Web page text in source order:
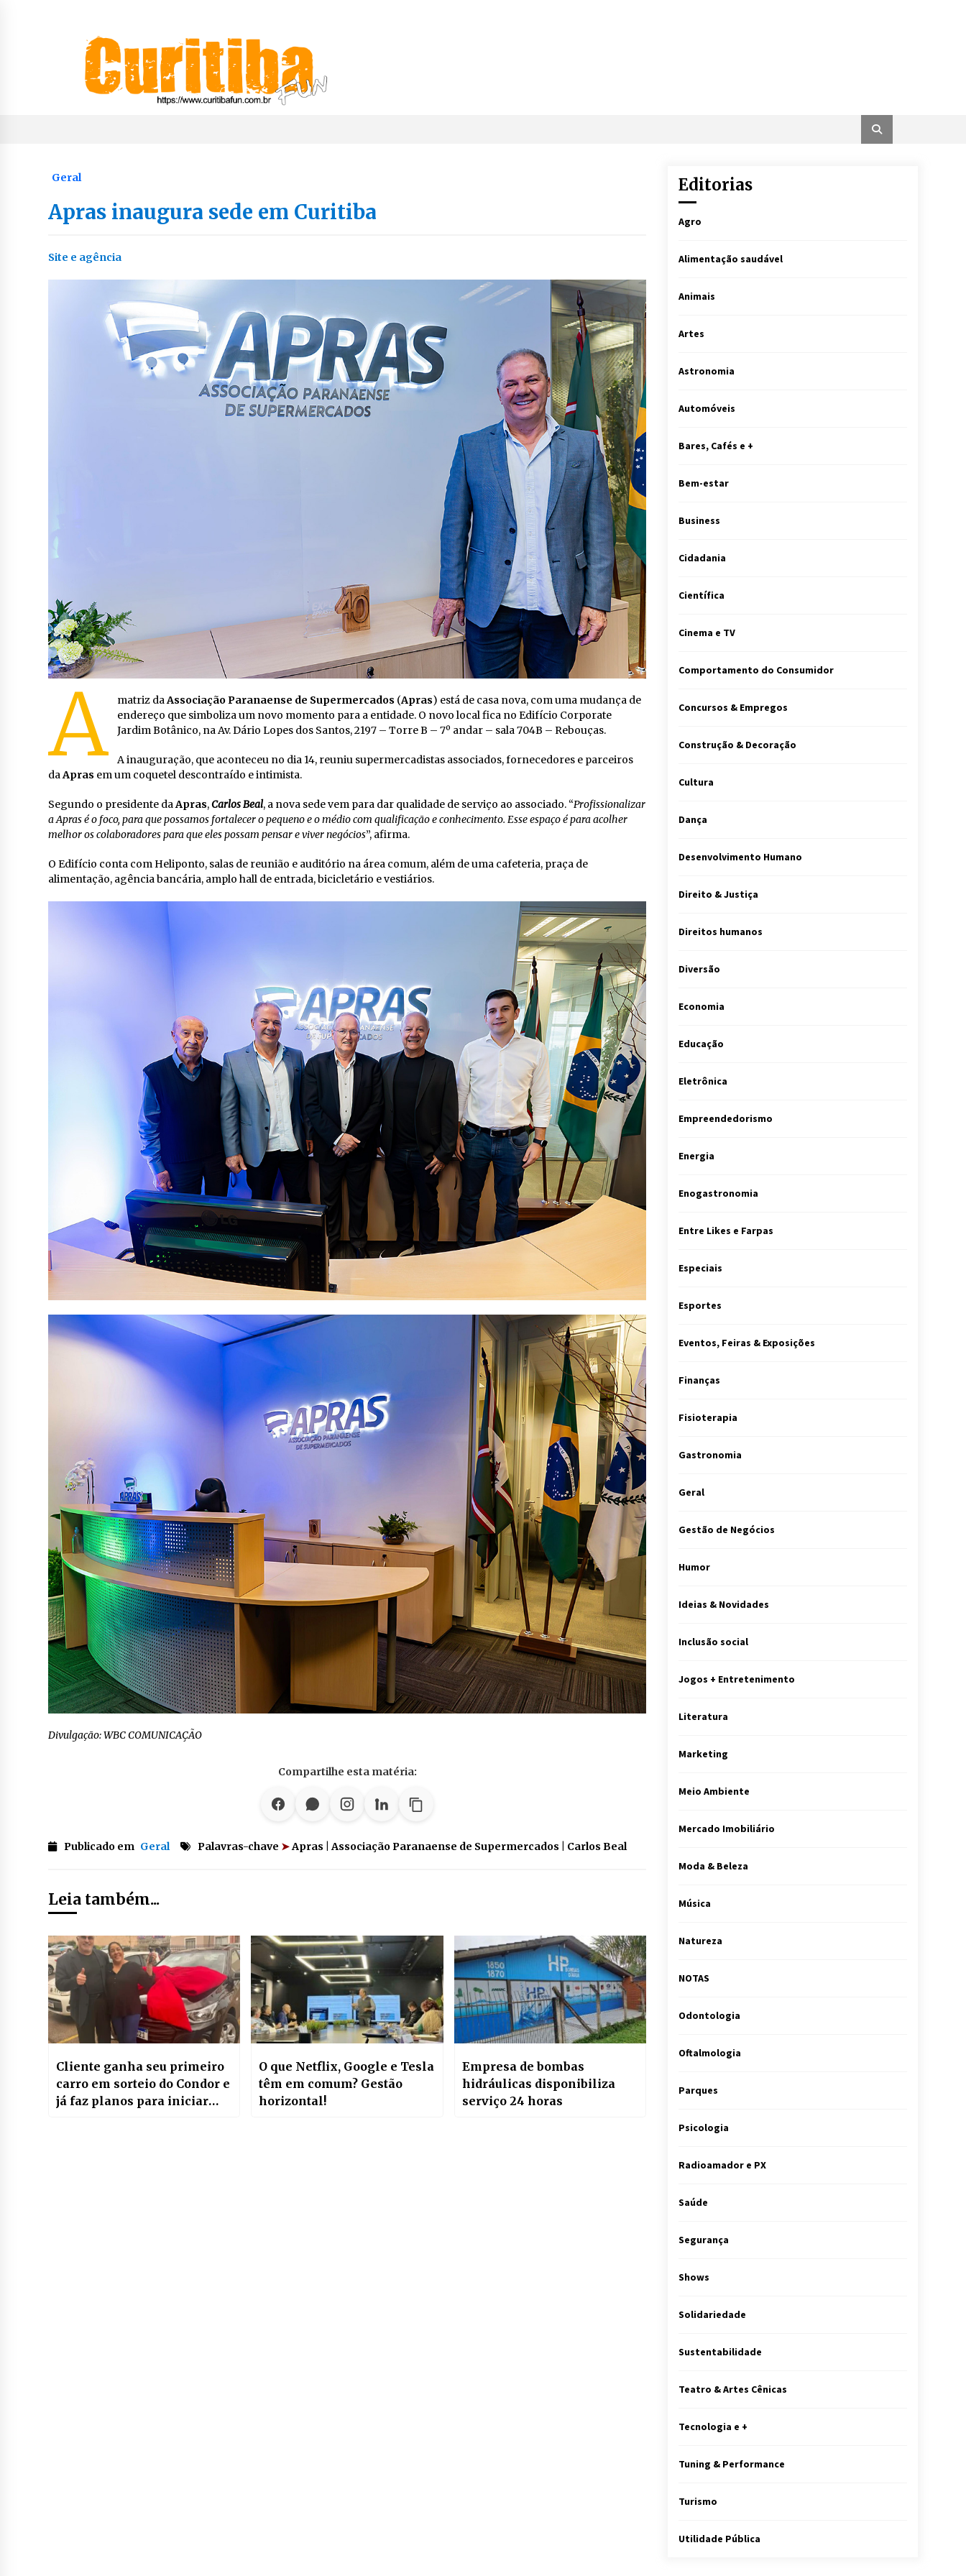
Geral
Apras inaugura sede em Curitiba
Site e agência
A matriz daAssociação Paranaense de Supermercados (Apras) está de casa nova, com uma mudança de
endereço que simboliza um novo momento para a entidade. O novo local fica no Edifício Corporate
Jardim Botânico, na Av. Dário Lopes dos Santos, 2197 – Torre B – 7º andar – sala 704B – Rebouças.
A inauguração, que aconteceu no dia 14, reuniu supermercadistas associados, fornecedores e parceiros
daApras em um coquetel descontraído e intimista.
Segundo o presidente daApras,Carlos Beal, a nova sede vem para dar qualidade de serviço ao associado. “Profissionalizar
a Apras é o foco, para que possamos fortalecer o pequeno e o médio com qualificação e conhecimento. Esse espaço é para acolher
melhor os colaboradores para que eles possam pensar e viver negócios”, afirma.
O Edifício conta com Heliponto, salas de reunião e auditório na área comum, além de uma cafeteria, praça de
alimentação, agência bancária, amplo hall de entrada, bicicletário e vestiários.
Divulgação: WBC COMUNICAÇÃO
Compartilhe esta matéria:
Publicado em Geral Palavras-chave ➤Apras | Associação Paranaense de Supermercados | Carlos Beal
Leia também...
Cliente ganha seu primeiro
carro em sorteio do Condor e
já faz planos para iniciar
O que Netflix, Google e Tesla
têm em comum? Gestão
horizontal!
Empresa de bombas
hidráulicas disponibiliza
serviço 24 horas
Editorias
Agro
Alimentação saudável
Animais
Artes
Astronomia
Automóveis
Bares, Cafés e +
Bem-estar
Business
Cidadania
Científica
Cinema e TV
Comportamento do Consumidor
Concursos & Empregos
Construção & Decoração
Cultura
Dança
Desenvolvimento Humano
Direito & Justiça
Direitos humanos
Diversão
Economia
Educação
Eletrônica
Empreendedorismo
Energia
Enogastronomia
Entre Likes e Farpas
Especiais
Esportes
Eventos, Feiras & Exposições
Finanças
Fisioterapia
Gastronomia
Geral
Gestão de Negócios
Humor
Ideias & Novidades
Inclusão social
Jogos + Entretenimento
Literatura
Marketing
Meio Ambiente
Mercado Imobiliário
Moda & Beleza
Música
Natureza
NOTAS
Odontologia
Oftalmologia
Parques
Psicologia
Radioamador e PX
Saúde
Segurança
Shows
Solidariedade
Sustentabilidade
Teatro & Artes Cênicas
Tecnologia e +
Tuning & Performance
Turismo
Utilidade Pública